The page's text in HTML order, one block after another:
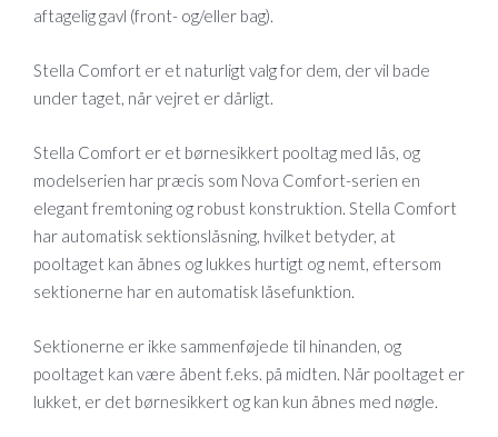
aftagelig gavl (front- og/eller bag).
Stella Comfort er et naturligt valg for dem, der vil bade
under taget, når vejret er dårligt.
Stella Comfort er et børnesikkert pooltag med lås, og
modelserien har præcis som Nova Comfort-serien en
elegant fremtoning og robust konstruktion. Stella Comfort
har automatisk sektionslåsning, hvilket betyder, at
pooltaget kan åbnes og lukkes hurtigt og nemt, eftersom
sektionerne har en automatisk låsefunktion.
Sektionerne er ikke sammenføjede til hinanden, og
pooltaget kan være åbent f.eks. på midten. Når pooltaget er
lukket, er det børnesikkert og kan kun åbnes med nøgle.